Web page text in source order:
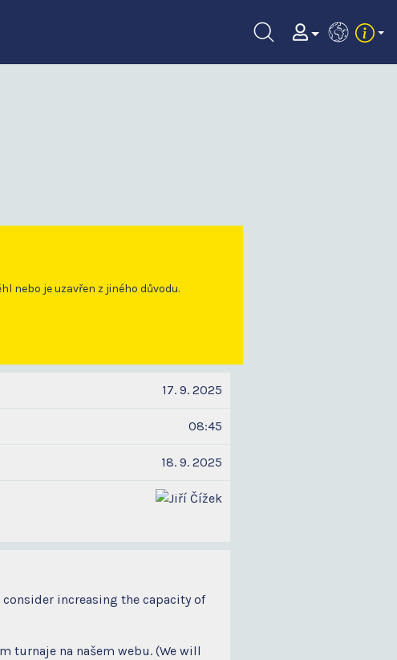
EN
nebo je uzavřen z jiného důvodu.
17. 9. 2025
08:45
18. 9. 2025
increasing the capacity of
turnaje na našem webu. (We will